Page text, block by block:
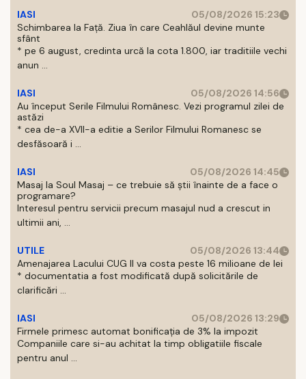
IASI
05/08/2026 15:23
Schimbarea la Față. Ziua în care Ceahlăul devine munte
sfânt
* pe 6 august, credinta urcă la cota 1.800, iar traditiile vechi
anun ...
IASI
05/08/2026 14:56
Au început Serile Filmului Românesc. Vezi programul zilei de
astăzi
* cea de-a XVII-a editie a Serilor Filmului Romanesc se
desfăsoară i ...
IASI
05/08/2026 14:45
Masaj la Soul Masaj – ce trebuie să știi înainte de a face o
programare?
Interesul pentru servicii precum masajul nud a crescut in
ultimii ani, ...
UTILE
05/08/2026 13:44
Amenajarea Lacului CUG II va costa peste 16 milioane de lei
* documentatia a fost modificată după solicitările de
clarificări ...
IASI
05/08/2026 13:29
Firmele primesc automat bonificația de 3% la impozit
Companiile care si-au achitat la timp obligatiile fiscale
pentru anul ...